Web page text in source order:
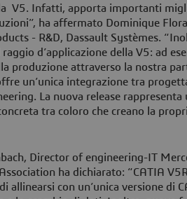
V5. Infatti, apporta importanti
ha affermato Dominique
- R&D, Dassault Systèmes.
d’applicazione della V5: ad
produzione attraverso la nostra
un’unica integrazione tra
La nuova release
tra coloro che creano la
Director of engineering-IT
ha dichiarato: “CATIA
allinearsi con un’unica versione di